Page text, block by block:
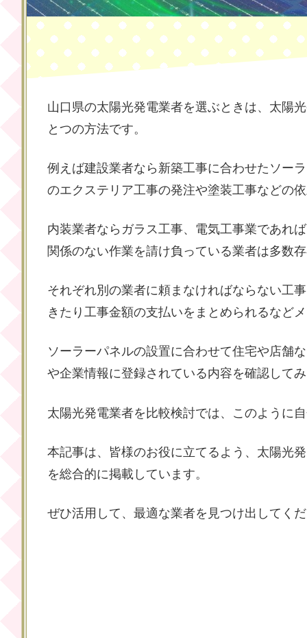
山口県の太陽光発電業者を選ぶときは、太陽
とつの方法です。
例えば建設業者なら新築工事に合わせたソー
のエクステリア工事の発注や塗装工事などの
内装業者ならガラス工事、電気工事業であれ
関係のない作業を請け負っている業者は多数
それぞれ別の業者に頼まなければならない工
きたり工事金額の支払いをまとめられるなど
ソーラーパネルの設置に合わせて住宅や店舗
や企業情報に登録されている内容を確認して
太陽光発電業者を比較検討では、このように
本記事は、皆様のお役に立てるよう、太陽光
を総合的に掲載しています。
ぜひ活用して、最適な業者を見つけ出してく